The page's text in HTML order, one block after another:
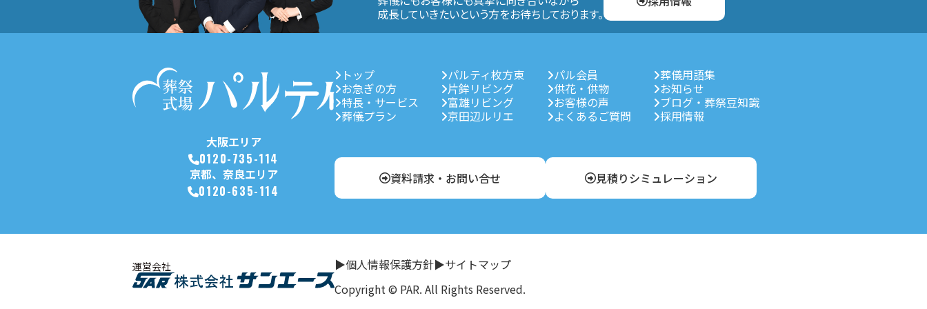
成長していきたいという方をお待ちしております。
大阪エリア
0120-735-114
京都、奈良エリア
0120-635-114
トップ
お急ぎの方
特長・サービス
葬儀プラン
パルティ枚方東
片鉾リビング
富雄リビング
京田辺ルリエ
パル会員
供花・供物
お客様の声
よくあるご質問
葬儀用語集
お知らせ
ブログ・葬祭豆知識
採用情報
資料請求・お問い合せ 見積りシミュレーション
運営会社 ▶個人情報保護方針▶サイトマップ
Copyright © PAR. All Rights Reserved.